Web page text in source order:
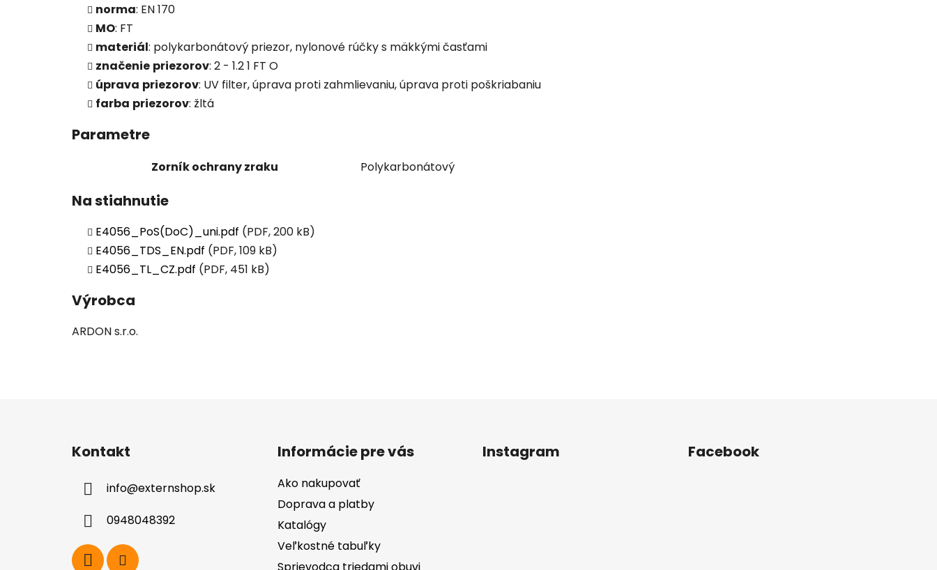
norma: EN 170
MO: FT
materiál: polykarbonátový priezor, nylonové rúčky s mäkkými časťami
značenie priezorov: 2 - 1.2 1 FT O
úprava priezorov: UV filter, úprava proti zahmlievaniu, úprava proti poškriabaniu
farba priezorov: žltá
Parametre
Zorník ochrany zraku Polykarbonátový
Na stiahnutie
E4056_PoS(DoC)_uni.pdf (PDF, 200 kB)
E4056_TDS_EN.pdf (PDF, 109 kB)
E4056_TL_CZ.pdf (PDF, 451 kB)
Výrobca
ARDON s.r.o.
Kontakt
info@externshop.sk
0948048392
Informácie pre vás
Ako nakupovať
Doprava a platby
Katalógy
Veľkostné tabuľky
Sprievodca triedami obuvi
Instagram Facebook